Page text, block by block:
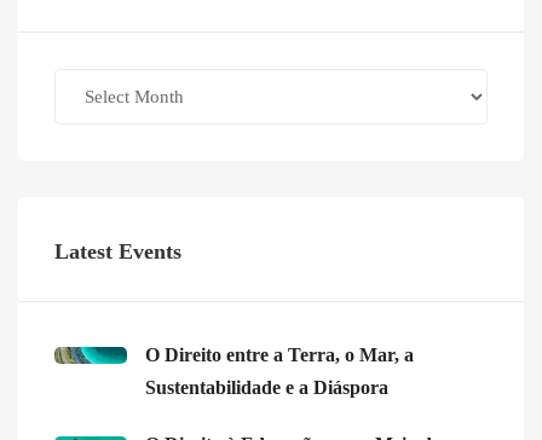
Latest Events
O Direito entre a Terra, o Mar, a
Sustentabilidade e a Diáspora